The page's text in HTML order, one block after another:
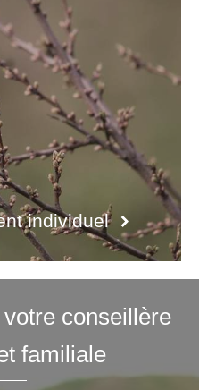
individuel
conseillère
familiale